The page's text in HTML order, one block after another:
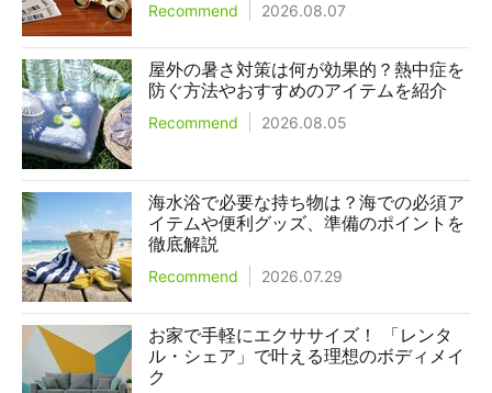
Recommend 2026.08.07
屋外の暑さ対策は何が効果的？熱中症を
防ぐ方法やおすすめのアイテムを紹介
Recommend 2026.08.05
海水浴で必要な持ち物は？海での必須ア
イテムや便利グッズ、準備のポイントを
徹底解説
Recommend 2026.07.29
お家で手軽にエクササイズ！ 「レンタ
ル・シェア」で叶える理想のボディメイ
ク